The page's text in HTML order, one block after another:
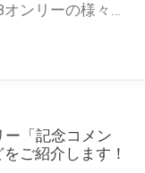
とらのあなでは、WEBオンリーの様々な支援を実施しています。 今回は2021年9月に実装を予定しているアップデート情報についてご紹介いたします。 とらのあなWEBオンリーサイトはこちら
ー「記念コメン
ご紹介します！